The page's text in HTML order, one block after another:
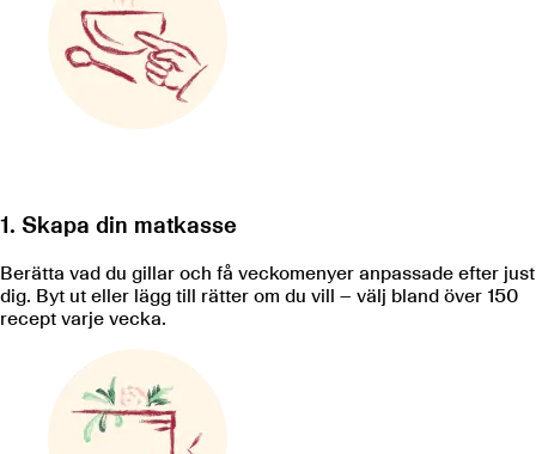
1. Skapa din matkasse
Berätta vad du gillar och få veckomenyer anpassade efter just
dig. Byt ut eller lägg till rätter om du vill – välj bland över 150
recept varje vecka.